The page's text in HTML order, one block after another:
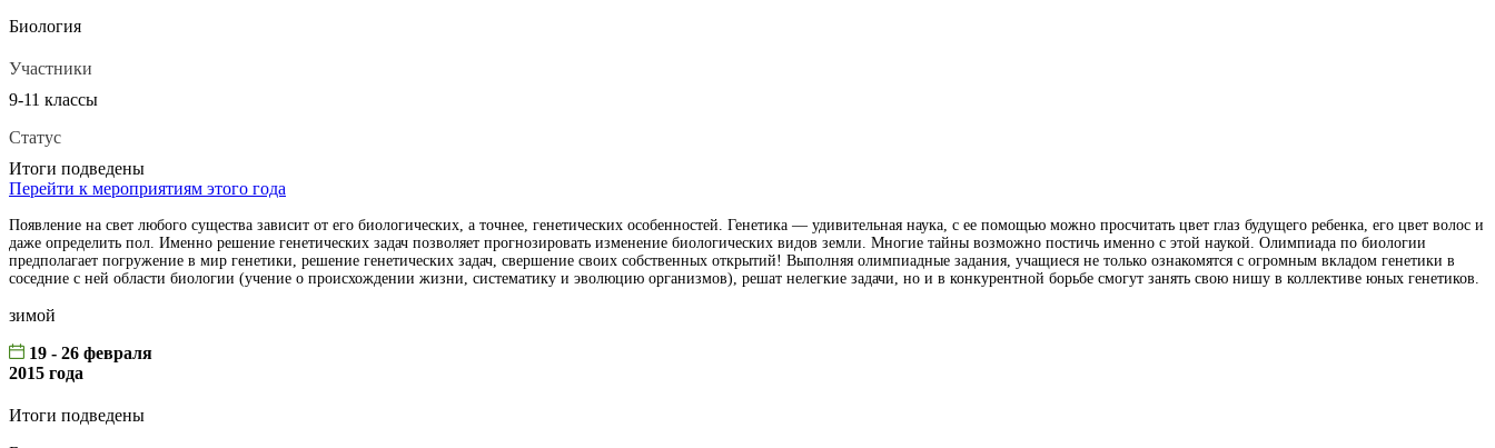
Биология
Участники
9-11 классы
Статус
Итоги подведены
Перейти к мероприятиям этого года
Появление на свет любого существа зависит от его биологических, а точнее, генетических особенностей. Генетика — удивительная наука, с ее помощью можно просчитать цвет глаз будущего ребенка, его цвет волос и
даже определить пол. Именно решение генетических задач позволяет прогнозировать изменение биологических видов земли. Многие тайны возможно постичь именно с этой наукой. Олимпиада по биологии
предполагает погружение в мир генетики, решение генетических задач, свершение своих собственных открытий! Выполняя олимпиадные задания, учащиеся не только ознакомятся с огромным вкладом генетики в
соседние с ней области биологии (учение о происхождении жизни, систематику и эволюцию организмов), решат нелегкие задачи, но и в конкурентной борьбе смогут занять свою нишу в коллективе юных генетиков.
зимой
19 - 26 февраля
2015 года
Итоги подведены